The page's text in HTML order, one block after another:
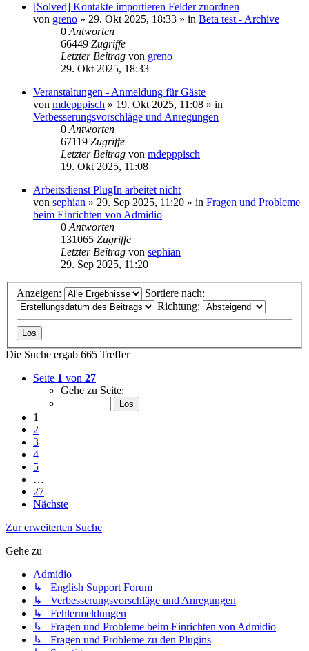
[Solved] Kontakte importieren Felder zuordnen
von greno » 29. Okt 2025, 18:33 » in Beta test - Archive
0 Antworten
66449 Zugriffe
Letzter Beitrag von greno
29. Okt 2025, 18:33
Veranstaltungen - Anmeldung für Gäste
von mdepppisch » 19. Okt 2025, 11:08 » in
Verbesserungsvorschläge und Anregungen
0 Antworten
67119 Zugriffe
Letzter Beitrag von mdepppisch
19. Okt 2025, 11:08
Arbeitsdienst PlugIn arbeitet nicht
von sephian » 29. Sep 2025, 11:20 » in Fragen und Probleme
beim Einrichten von Admidio
0 Antworten
131065 Zugriffe
Letzter Beitrag von sephian
29. Sep 2025, 11:20
Anzeigen:
Sortiere nach:
Richtung:
Die Suche ergab 665 Treffer
Seite 1 von 27
Gehe zu Seite:
1
2
3
4
5
…
27
Nächste
Zur erweiterten Suche
Gehe zu
Admidio
↳ English Support Forum
↳ Verbesserungsvorschläge und Anregungen
↳ Fehlermeldungen
↳ Fragen und Probleme beim Einrichten von Admidio
↳ Fragen und Probleme zu den Plugins